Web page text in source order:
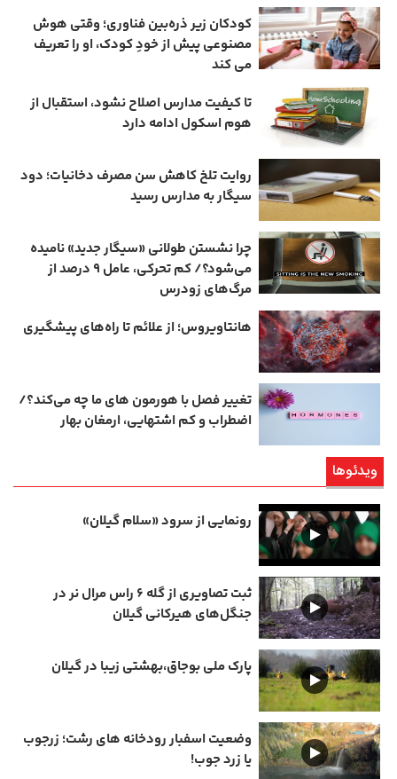
کودکان زیر ذره‌بین فناوری؛ وقتی هوش
مصنوعی پیش از خودِ کودک، او را تعریف
می ‌کند
تا کیفیت مدارس اصلاح نشود، استقبال از
هوم ‌اسکول ادامه دارد
روایت تلخ کاهش سن مصرف دخانیات؛ دود
سیگار به مدارس رسید
چرا نشستن طولانی «سیگار جدید» نامیده
می‌شود؟/ کم‌ تحرکی، عامل ۹ درصد از
مرگ‌های زودرس
هانتاویروس؛ از علائم تا راه‌های پیشگیری
تغییر فصل با هورمون‌ های ما چه می‌کند؟/
اضطراب و کم‌ اشتهایی، ارمغان بهار
ویدئوها
رونمایی از سرود «سلام گیلان»
ثبت تصاویری از گله ۶ راس مرال نر در
جنگل‌های هیرکانی گیلان
پارک ملی بوجاق،بهشتی زیبا در گیلان
وضعیت اسفبار رودخانه های رشت؛ زرجوب
یا زرد جوب!